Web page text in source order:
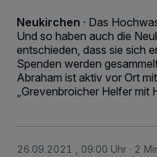
Neukirchen · Das
Und so haben auch die
entschieden, dass sie sich
Spenden werden
Abraham ist aktiv vor Ort
„Grevenbroicher Helfer mit
26.09.2021 , 09:00 Uhr 2
Wir und unsere218-Partner speichern
wieder aufrufen, um Ihre Einstellungen